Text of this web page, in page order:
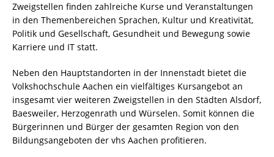
Zweigstellen finden zahlreiche Kurse und Veranstaltungen
in den Themenbereichen Sprachen, Kultur und Kreativität,
Politik und Gesellschaft, Gesundheit und Bewegung sowie
Karriere und IT statt.
Neben den Hauptstandorten in der Innenstadt bietet die
Volkshochschule Aachen ein vielfältiges Kursangebot an
insgesamt vier weiteren Zweigstellen in den Städten Alsdorf,
Baesweiler, Herzogenrath und Würselen. Somit können die
Bürgerinnen und Bürger der gesamten Region von den
Bildungsangeboten der vhs Aachen profitieren.